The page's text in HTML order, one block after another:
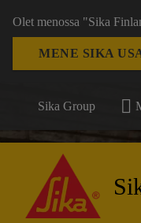
Olet menossa "Sika
MENE SIKA
Sika Group